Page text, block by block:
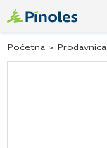
Početna > Prodavnica